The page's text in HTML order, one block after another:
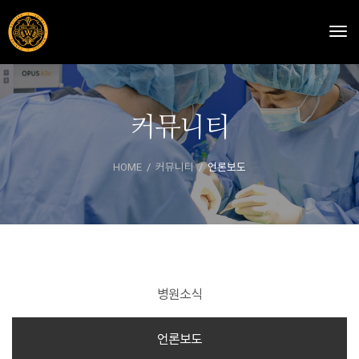
커뮤니티
HOME 커뮤니티 언론보도
병원소식
언론보도